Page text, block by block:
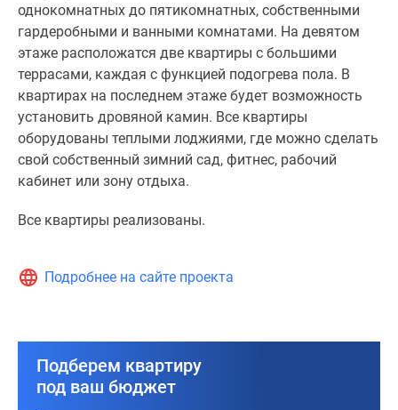
однокомнатных до пятикомнатных, собственными
гардеробными и ванными комнатами. На девятом
этаже расположатся две квартиры с большими
террасами, каждая с функцией подогрева пола. В
квартирах на последнем этаже будет возможность
установить дровяной камин. Все квартиры
оборудованы теплыми лоджиями, где можно сделать
свой собственный зимний сад, фитнес, рабочий
кабинет или зону отдыха.
Все квартиры реализованы.
Подробнее на сайте проекта
Подберем квартиру
под ваш бюджет